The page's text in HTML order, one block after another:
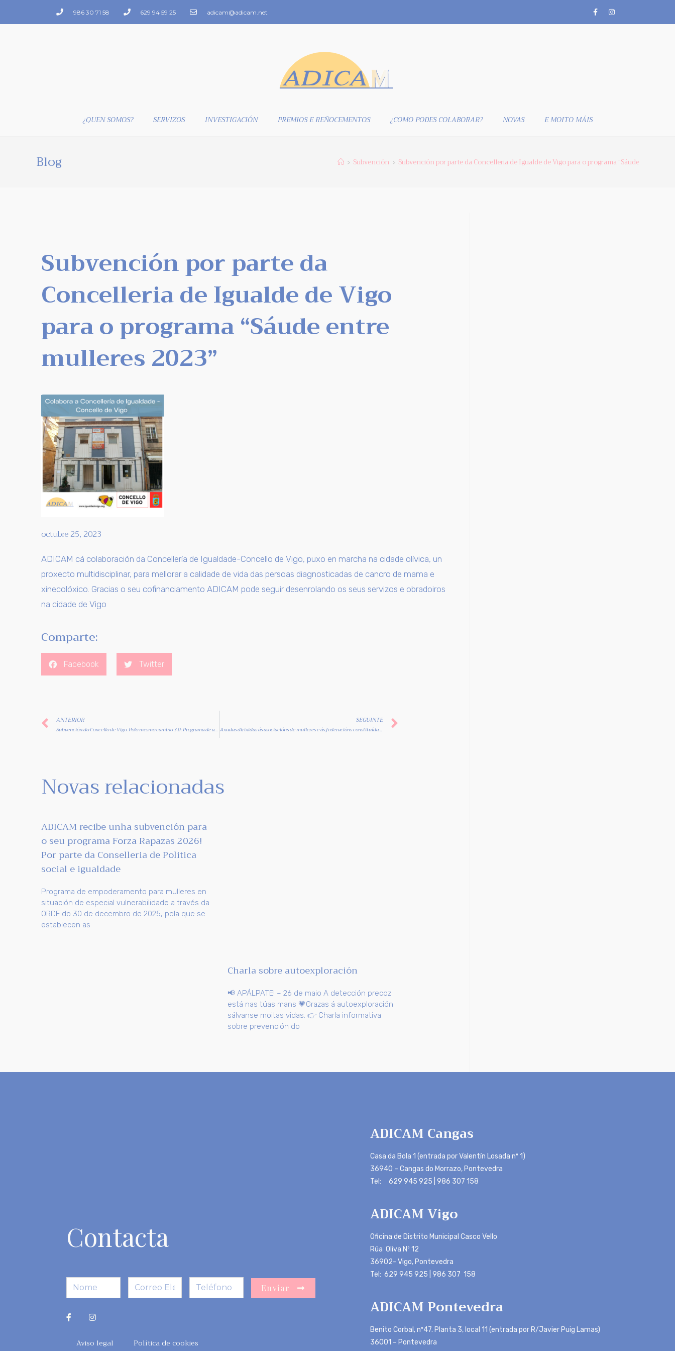
986 30 71 58 629 94 59 25 adicam@adicam.net
¿QUEN SOMOS? SERVIZOS INVESTIGACIÓN PREMIOS E REÑOCEMENTOS ¿COMO PODES COLABORAR? NOVAS E MOITO MÁIS
Blog > Subvención > Subvención por parte da Concelleria de Igualde de Vigo para o programa “Sáude entre
Subvención por parte da
Concelleria de Igualde de Vigo
para o programa “Sáude entre
mulleres 2023”
octubre 25, 2023
ADICAM cá colaboración da Concellería de Igualdade-Concello de Vigo, puxo en marcha na cidade olívica, un
proxecto multidisciplinar, para mellorar a calidade de vida das persoas diagnosticadas de cancro de mama e
xinecolóxico. Gracias o seu cofinanciamento ADICAM pode seguir desenrolando os seus servizos e obradoiros
na cidade de Vigo
Comparte:
Facebook Twitter
ANTERIOR
Subvención do Concello de Vigo. Polo mesmo camiño 3.0: Programa de apoio psicosocial para persoas diagnosticadas de cancro de mama e xinecolóxico e os/as seus/súas familiares
SEGUINTE
Axudas dirixidas ás asociacións de mulleres e ás federacións constituídas por estas, coa finalidade de fortalecer e consolidar o movemento asociativo e potenciar a participación social e a calidade de vida das mulleres galegas. Secretaria xeral de igualdae
Novas relacionadas
ADICAM recibe unha subvención para
o seu programa Forza Rapazas 2026!
Por parte da Conselleria de Politica
social e igualdade
Programa de empoderamento para mulleres en
situación de especial vulnerabilidade a través da
ORDE do 30 de decembro de 2025, pola que se
establecen as
Charla sobre autoexploración
📢 APÁLPATE! – 26 de maio A detección precoz
está nas túas mans 💗Grazas á autoexploración
sálvanse moitas vidas. 👉 Charla informativa
sobre prevención do
Contacta
Enviar
Aviso legal Política de cookies
ADICAM Cangas
Casa da Bola 1 (entrada por Valentín Losada nº 1)
36940 – Cangas do Morrazo, Pontevedra
Tel: 629 945 925 | 986 307 158
ADICAM Vigo
Oficina de Distrito Municipal Casco Vello
Rúa Oliva Nº 12
36902- Vigo, Pontevedra
Tel: 629 945 925 | 986 307 158
ADICAM Pontevedra
Benito Corbal, nº47. Planta 3, local 11 (entrada por R/Javier Puig Lamas)
36001 – Pontevedra